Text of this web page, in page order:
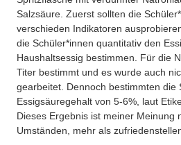
Salzsäure. Zuerst sollten die
verschieden Indikatoren
die Schüler*innen quantitativ den
Haushaltsessig bestimmen. Für die
Titer bestimmt und es wurde auch
gearbeitet. Dennoch bestimmten die
Essigsäuregehalt von 5-6%, laut
Dieses Ergebnis ist meiner Meinung
Umständen, mehr als